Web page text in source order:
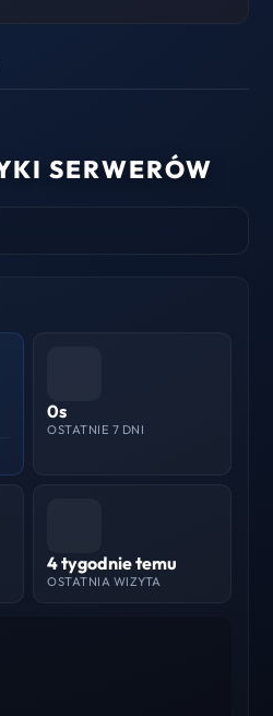
SERWERÓW
0s
OSTATNIE 7 DNI
4 tygodnie temu
OSTATNIA WIZYTA